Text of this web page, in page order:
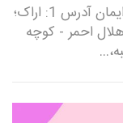
دکتر زهرا کمال آرا جراح متخصص زنان و زایمان آدرس 1: اراک؛
احمر - کوچه